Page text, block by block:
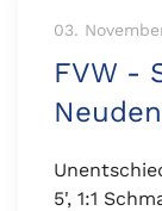
03.
FVW -
5', 1:1